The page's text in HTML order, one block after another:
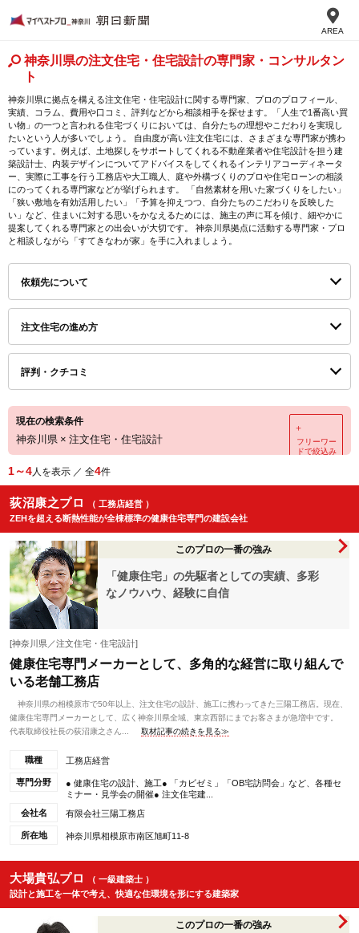
AREA
神奈川県の注文住宅・住宅設計の専門家・コンサルタン
ト
神奈川県に拠点を構える注文住宅・住宅設計に関する専門家、プロのプロフィール、
実績、コラム、費用や口コミ、評判などから相談相手を探せます。「人生で1番高い買
い物」の一つと言われる住宅づくりにおいては、自分たちの理想やこだわりを実現し
たいという人が多いでしょう。 自由度が高い注文住宅には、さまざまな専門家が携わ
っています。例えば、土地探しをサポートしてくれる不動産業者や住宅設計を担う建
築設計士、内装デザインについてアドバイスをしてくれるインテリアコーディネータ
ー、実際に工事を行う工務店や大工職人、庭や外構づくりのプロや住宅ローンの相談
にのってくれる専門家などが挙げられます。 「自然素材を用いた家づくりをしたい」
「狭い敷地を有効活用したい」「予算を抑えつつ、自分たちのこだわりを反映した
い」など、住まいに対する思いをかなえるためには、施主の声に耳を傾け、細やかに
提案してくれる専門家との出会いが大切です。 神奈川県拠点に活動する専門家・プロ
と相談しながら「すてきなわが家」を手に入れましょう。
依頼先について
注文住宅の進め方
評判・クチコミ
現在の検索条件
神奈川県 × 注文住宅・住宅設計
＋
フリーワー
ドで絞込み
1～4人を表示 ／ 全4件
荻沼康之プロ
（ 工務店経営 ）
ZEHを超える断熱性能が全棟標準の健康住宅専門の建設会社
このプロの一番の強み
「健康住宅」の先駆者としての実績、多彩
なノウハウ、経験に自信
[神奈川県／注文住宅・住宅設計]
健康住宅専門メーカーとして、多角的な経営に取り組んで
いる老舗工務店
神奈川県の相模原市で50年以上、注文住宅の設計、施工に携わってきた三陽工務店。現在、
健康住宅専門メーカーとして、広く神奈川県全域、東京西部にまでお客さまが急増中です。
代表取締役社長の荻沼康之さん...
取材記事の続きを見る≫
職種 工務店経営
専門分野
● 健康住宅の設計、施工● 「カビゼミ」「OB宅訪問会」など、各種セ
ミナー・見学会の開催● 注文住宅建...
会社名
有限会社三陽工務店
所在地 神奈川県相模原市南区旭町11-8
大場貴弘プロ
（ 一級建築士 ）
設計と施工を一体で考え、快適な住環境を形にする建築家
このプロの一番の強み